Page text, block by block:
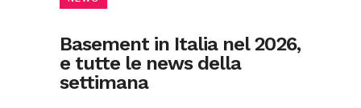
Basement in Italia nel 2026,
e tutte le news della
settimana